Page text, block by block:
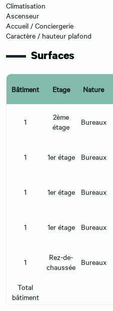
Climatisation
Ascenseur
Accueil / Conciergerie
Caractère / hauteur plafond
Surfaces
Bâtiment Etage Nature
1
2ème
étage
Bureaux
1 1er étage Bureaux
1 1er étage Bureaux
1 1er étage Bureaux
1
Rez-de-
chaussée Bureaux
Total
bâtiment